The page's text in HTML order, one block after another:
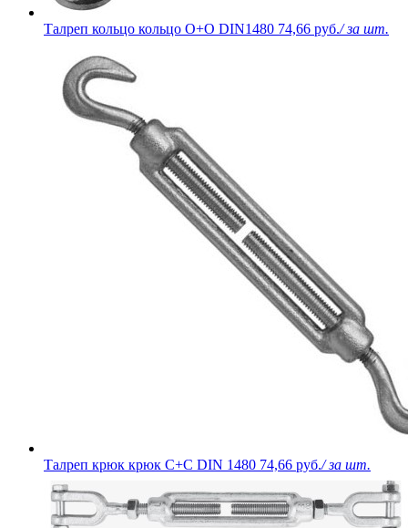
Талреп кольцо кольцо О+О DIN1480 74,66 руб./ за шт.
Талреп крюк крюк С+С DIN 1480 74,66 руб./ за шт.